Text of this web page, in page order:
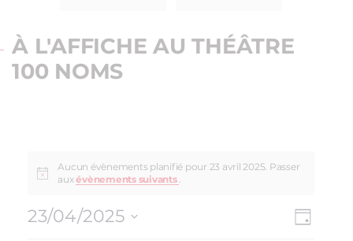
À L'AFFICHE AU THÉÂTRE
100 NOMS
Aucun évènements planifié pour 23 avril 2025. Passer
auxévènements suivants
Jour
23/04/2025